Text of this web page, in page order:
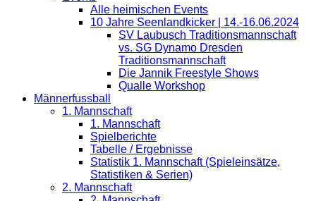
Alle heimischen Events
10 Jahre Seenlandkicker | 14.-16.06.2024
SV Laubusch Traditionsmannschaft
vs. SG Dynamo Dresden
Traditionsmannschaft
Die Jannik Freestyle Shows
Qualle Workshop
Männerfussball
1. Mannschaft
1. Mannschaft
Spielberichte
Tabelle / Ergebnisse
Statistik 1. Mannschaft (Spieleinsätze,
Statistiken & Serien)
2. Mannschaft